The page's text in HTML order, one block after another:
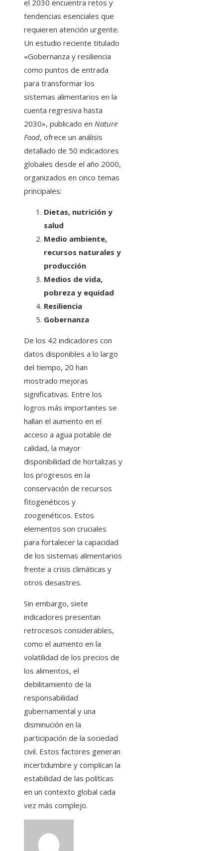
el 2030 encuentra retos y
tendencias esenciales que
requieren atención urgente.
Un estudio reciente titulado
«Gobernanza y resiliencia
como puntos de entrada
para transformar los
sistemas alimentarios en la
cuenta regresiva hasta
2030», publicado en Nature
Food, ofrece un análisis
detallado de 50 indicadores
globales desde el año 2000,
organizados en cinco temas
principales:
Dietas, nutrición y
salud
Medio ambiente,
recursos naturales y
producción
Medios de vida,
pobreza y equidad
Resiliencia
Gobernanza
De los 42 indicadores con
datos disponibles a lo largo
del tiempo, 20 han
mostrado mejoras
significativas. Entre los
logros más importantes se
hallan el aumento en el
acceso a agua potable de
calidad, la mayor
disponibilidad de hortalizas y
los progresos en la
conservación de recursos
fitogenéticos y
zoogenéticos. Estos
elementos son cruciales
para fortalecer la capacidad
de los sistemas alimentarios
frente a crisis climáticas y
otros desastres.
Sin embargo, siete
indicadores presentan
retrocesos considerables,
como el aumento en la
volatilidad de los precios de
los alimentos, el
debilitamiento de la
responsabilidad
gubernamental y una
disminución en la
participación de la sociedad
civil. Estos factores generan
incertidumbre y complican la
estabilidad de las políticas
en un contexto global cada
vez más complejo.